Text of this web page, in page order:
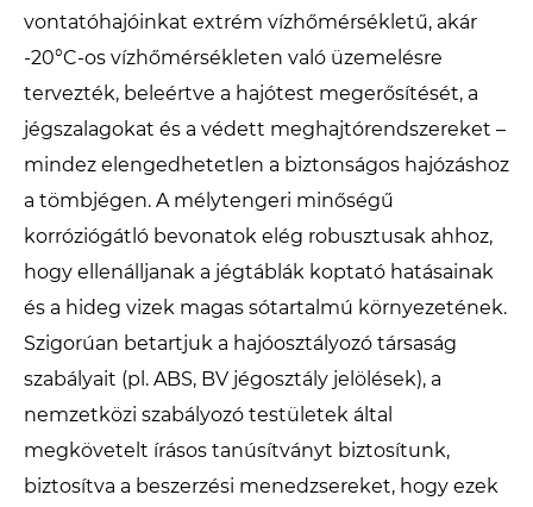
vontatóhajóinkat extrém vízhőmérsékletű, akár
-20°C-os vízhőmérsékleten való üzemelésre
tervezték, beleértve a hajótest megerősítését, a
jégszalagokat és a védett meghajtórendszereket –
mindez elengedhetetlen a biztonságos hajózáshoz
a tömbjégen. A mélytengeri minőségű
korróziógátló bevonatok elég robusztusak ahhoz,
hogy ellenálljanak a jégtáblák koptató hatásainak
és a hideg vizek magas sótartalmú környezetének.
Szigorúan betartjuk a hajóosztályozó társaság
szabályait (pl. ABS, BV jégosztály jelölések), a
nemzetközi szabályozó testületek által
megkövetelt írásos tanúsítványt biztosítunk,
biztosítva a beszerzési menedzsereket, hogy ezek